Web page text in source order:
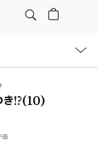
き!?(10)
価